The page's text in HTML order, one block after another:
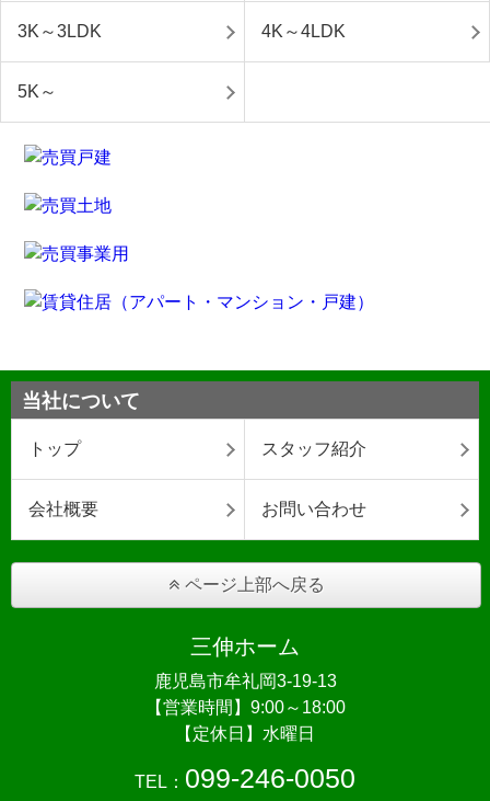
3K～3LDK 4K～4LDK
5K～
当社について
トップ スタッフ紹介
会社概要 お問い合わせ
ページ上部へ戻る
三伸ホーム
鹿児島市牟礼岡3-19-13
【営業時間】9:00～18:00
【定休日】水曜日
TEL： 099-246-0050